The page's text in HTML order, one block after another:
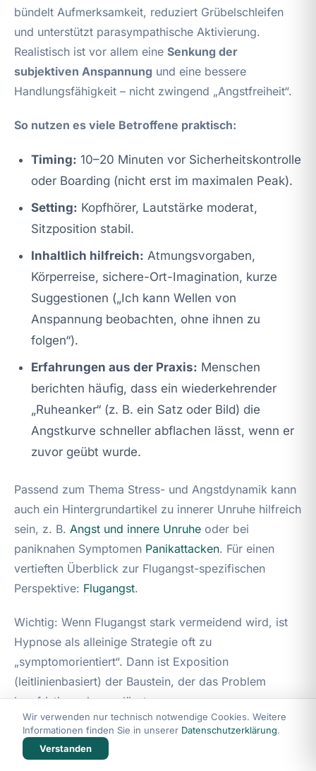
bündelt Aufmerksamkeit, reduziert Grübelschleifen
und unterstützt parasympathische Aktivierung.
Realistisch ist vor allem eine Senkung der
subjektiven Anspannung und eine bessere
Handlungsfähigkeit – nicht zwingend „Angstfreiheit“.
So nutzen es viele Betroffene praktisch:
Timing: 10–20 Minuten vor Sicherheitskontrolle
oder Boarding (nicht erst im maximalen Peak).
Setting: Kopfhörer, Lautstärke moderat,
Sitzposition stabil.
Inhaltlich hilfreich: Atmungsvorgaben,
Körperreise, sichere-Ort-Imagination, kurze
Suggestionen („Ich kann Wellen von
Anspannung beobachten, ohne ihnen zu
folgen“).
Erfahrungen aus der Praxis: Menschen
berichten häufig, dass ein wiederkehrender
„Ruheanker“ (z. B. ein Satz oder Bild) die
Angstkurve schneller abflachen lässt, wenn er
zuvor geübt wurde.
Passend zum Thema Stress- und Angstdynamik kann
auch ein Hintergrundartikel zu innerer Unruhe hilfreich
sein, z. B. Angst und innere Unruhe oder bei
paniknahen Symptomen Panikattacken. Für einen
vertieften Überblick zur Flugangst-spezifischen
Perspektive: Flugangst.
Wichtig: Wenn Flugangst stark vermeidend wird, ist
Hypnose als alleinige Strategie oft zu
„symptomorientiert“. Dann ist Exposition
(leitlinienbasiert) der Baustein, der das Problem
langfristig umlernen lässt.
11. Video
Wir verwenden nur technisch notwendige Cookies. Weitere
Informationen finden Sie in unserer Datenschutzerklärung.
Verstanden